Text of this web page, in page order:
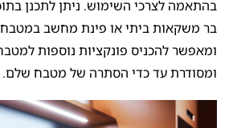
בהתאמה לצרכי השימוש. ניתן לתכנן
בר משקאות ביתי או פינת מחשב
ומאפשר להכניס פונקציות נוספות
ומסודרת עד כדי הסתרה של מטבח שלם.